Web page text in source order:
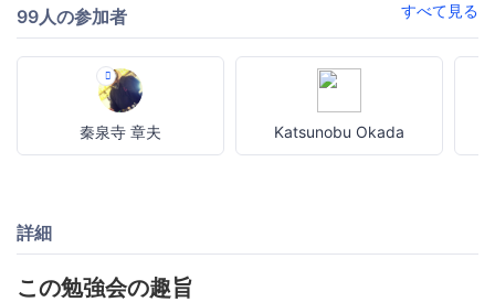
99人の参加者 すべて見る
秦泉寺 章夫 Katsunobu Okada
詳細
この勉強会の趣旨